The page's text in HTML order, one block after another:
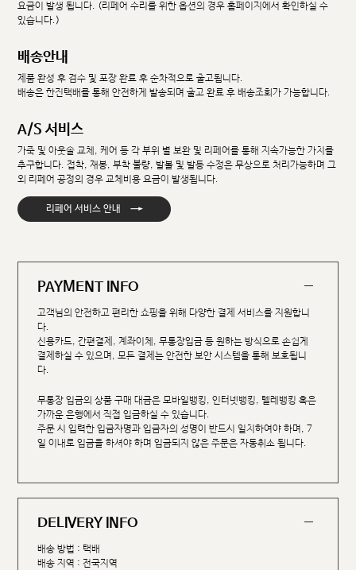
요금이 발생 됩니다. (리페어 수리를 위한 옵션의 경우 홈페이지에서 확인하실 수
있습니다.)
배송안내
제품 완성 후 검수 및 포장 완료 후 순차적으로 출고됩니다.
배송은 한진택배를 통해 안전하게 발송되며 출고 완료 후 배송조회가 가능합니다.
A/S 서비스
가죽 및 아웃솔 교체, 케어 등 각 부위 별 보완 및 리페어를 통해 지속가능한 가치를
추구합니다. 접착, 재봉, 부착 불량, 발볼 및 발등 수정은 무상으로 처리가능하며 그
외 리페어 공정의 경우 교체비용 요금이 발생됩니다.
리페어 서비스 안내 →
PAYMENT INFO
고객님의 안전하고 편리한 쇼핑을 위해 다양한 결제 서비스를 지원합니
다.
신용카드, 간편결제, 계좌이체, 무통장입금 등 원하는 방식으로 손쉽게
결제하실 수 있으며, 모든 결제는 안전한 보안 시스템을 통해 보호됩니
다.
무통장 입금의 상품 구매 대금은 모바일뱅킹, 인터넷뱅킹, 텔레뱅킹 혹은
가까운 은행에서 직접 입금하실 수 있습니다.
주문 시 입력한 입금자명과 입금자의 성명이 반드시 일치하여야 하며, 7
일 이내로 입금을 하셔야 하며 입금되지 않은 주문은 자동취소 됩니다.
DELIVERY INFO
배송 방법 : 택배
배송 지역 : 전국지역